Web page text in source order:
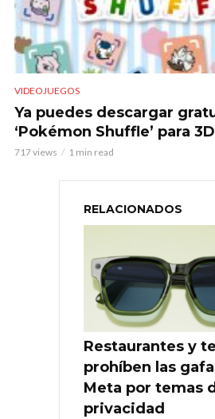
VIDEOJUEGOS
Ya puedes descargar
‘Pokémon Shuffle’ para
717 views 1 min read
RELACIONADOS
Restaurantes y
prohíben las
Meta por temas
privacidad